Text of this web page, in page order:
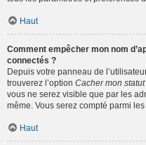
Haut
Comment empêcher mon nom
connectés ?
Depuis votre panneau de
trouverez l’option Cacher mon
vous ne serez visible que par les
même. Vous serez compté parmi
Haut